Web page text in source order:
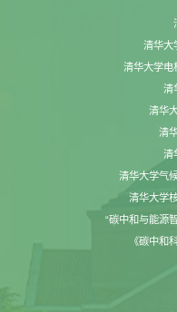
清华大
清华大学电
清
清华
清
清
清华大学气
清华大学
“碳中和与能源
《碳中和